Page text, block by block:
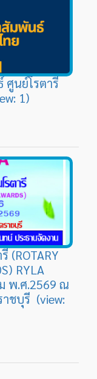
นย์โรตารี
1)
(ROTARY
RYLA
พ.ศ.2569 ณ
าชบุรี (view: